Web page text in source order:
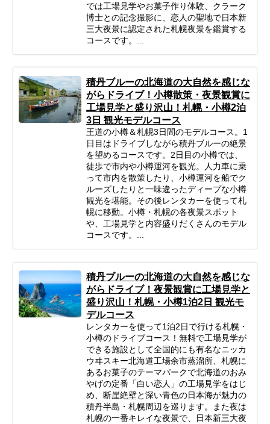
では工場見学やお菓子作り体験、クラーク
博士との記念撮影に、恋人の聖地で日本新
三大夜景に認定された札幌夜景を鑑賞する
コースです。...
積丹ブルーの北海道の大自然を感じな
がらドライブ！小樽散策・夜景観賞に
工場見学と盛り沢山！札幌・小樽2泊
3日 観光モデルコース
王道の小樽＆札幌3日間のモデルコース。1
日目はドライブしながら積丹ブルーの絶景
を望めるコースです。2日目の小樽では、
徒歩で市内や小樽運河を観光。人力車に乗
って市内を散策したり、小樽運河を船でク
ルーズしたりと一味違ったディープな小樽
観光を堪能。その後レンタカーを使って札
幌に移動。小樽・札幌の各夜景スポット
や、工場見学と内容盛りだくさんのモデル
コースです。...
積丹ブルーの北海道の大自然を感じな
がらドライブ！夜景観賞に工場見学と
盛り沢山！札幌・小樽1泊2日 観光モ
デルコース
レンタカーを使って1泊2日で行ける札幌・
小樽のドライブコース！無料で工場見学が
できる施設として全国的にも有名なニッカ
ウヰスキー北海道工場余市蒸溜所、札幌に
あるお菓子のテーマパークで北海道のおみ
やげの定番「白い恋人」の工場見学をはじ
め、断崖絶壁と深い青色の日本海が魅力の
積丹半島・札幌周辺を巡ります。また夜は
札幌の一番キレイな夜景で、日本新三大夜